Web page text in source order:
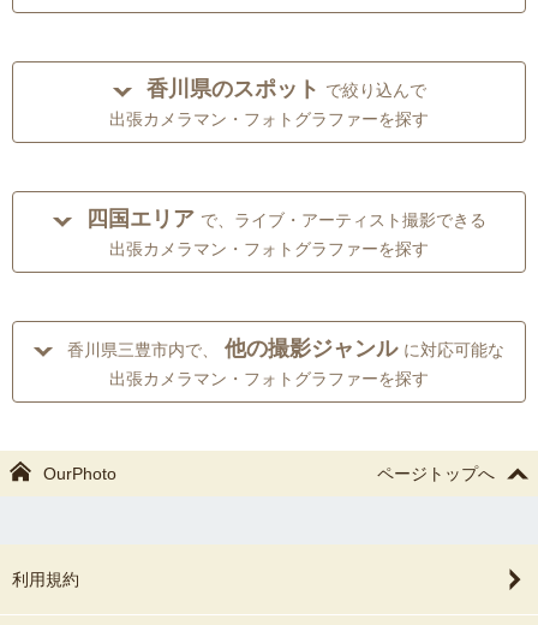
香川県のスポット で絞り込んで
出張カメラマン・フォトグラファーを探す
四国エリア で、ライブ・アーティスト撮影できる
出張カメラマン・フォトグラファーを探す
香川県三豊市内で、 他の撮影ジャンル に対応可能な
出張カメラマン・フォトグラファーを探す
OurPhoto ページトップへ
利用規約